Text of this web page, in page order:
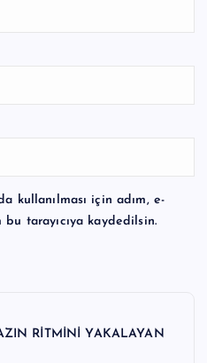
kullanılması için adım, e-
tarayıcıya kaydedilsin.
RİTMİNİ YAKALAYAN